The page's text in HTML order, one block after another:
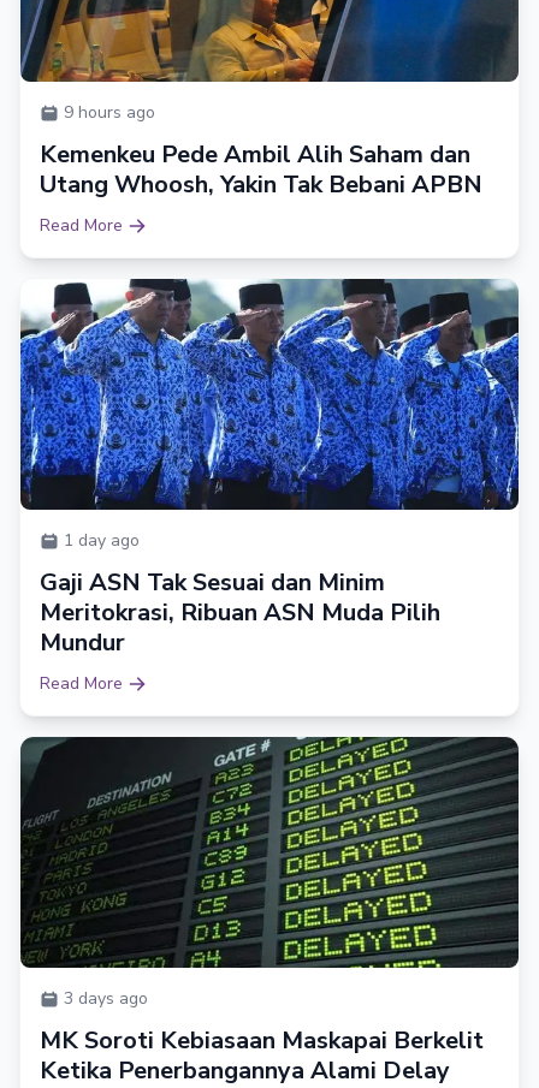
9 hours ago
Kemenkeu Pede Ambil Alih Saham dan
Utang Whoosh, Yakin Tak Bebani APBN
Read More
1 day ago
Gaji ASN Tak Sesuai dan Minim
Meritokrasi, Ribuan ASN Muda Pilih
Mundur
Read More
3 days ago
MK Soroti Kebiasaan Maskapai Berkelit
Ketika Penerbangannya Alami Delay